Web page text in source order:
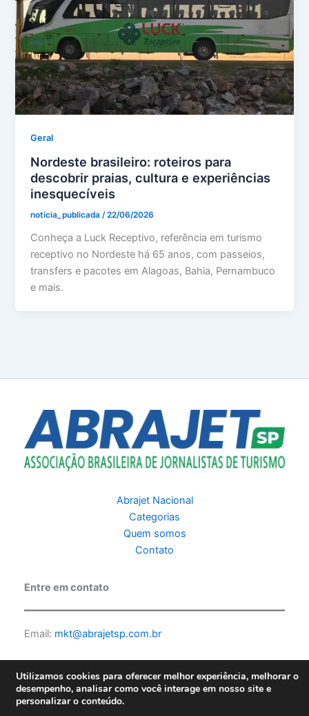
Geral
Nordeste brasileiro: roteiros para
descobrir praias, cultura e experiências
inesquecíveis
noticia_publicada/22/06/2026
Conheça a Luck Receptivo, referência em turismo
receptivo no Nordeste há 65 anos, com passeios,
transfers e pacotes em Alagoas, Bahia, Pernambuco
e mais.
Abrajet Nacional
Categorias
Quem somos
Contato
Entre em contato
Email: mkt@abrajetsp.com.br
Copyright © 2026 Abrajet SP | Feito por PKScode |
Utilizamos cookies para oferecer melhor experiência, melhorar o
desempenho, analisar como você interage em nosso site e
personalizar o conteúdo.